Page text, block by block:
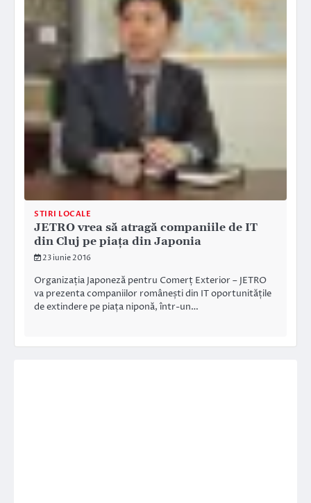
STIRI LOCALE
JETRO vrea să atragă companiile de IT
din Cluj pe piața din Japonia
23 iunie 2016
Organizația Japoneză pentru Comerț Exterior – JETRO
va prezenta companiilor românești din IT oportunitățile
de extindere pe piața niponă, într-un…